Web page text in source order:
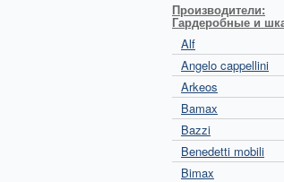
Производители:
Гардеробные и
Alf
Angelo cappellini
Arkeos
Bamax
Bazzi
Benedetti mobili
Bimax